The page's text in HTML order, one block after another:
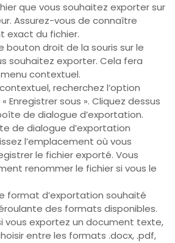
que vous souhaitez exporter sur
Assurez-vous de connaître
exact du fichier.
bouton droit de la souris sur le
souhaitez exporter. Cela fera
contextuel.
recherchez l’option
Enregistrer sous ». Cliquez dessus
de dialogue d’exportation.
de dialogue d’exportation
l’emplacement où vous
le fichier exporté. Vous
renommer le fichier si vous le
format d’exportation souhaité
des formats disponibles.
vous exportez un document texte,
entre les formats .docx, .pdf,